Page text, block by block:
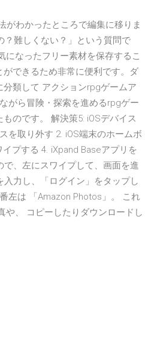
がわかったところで編集に移りま
？難しくない？」という質問で
なったフリー素材を保存するこ
できるため非常に便利です。ダ
類して アクションrpgゲームア
がら冒険・探索を進めるrpgゲー
のです。 解決策5: iOSデバイス
を取り外す 2. iOS端末のホームボ
プする 4. iXpand Baseアプリを
、左にスワイプして、画面を進
力し、「ログイン」をタップし
左は 「Amazon Photos」。 これ
や、 コピーしたりダウンロードし